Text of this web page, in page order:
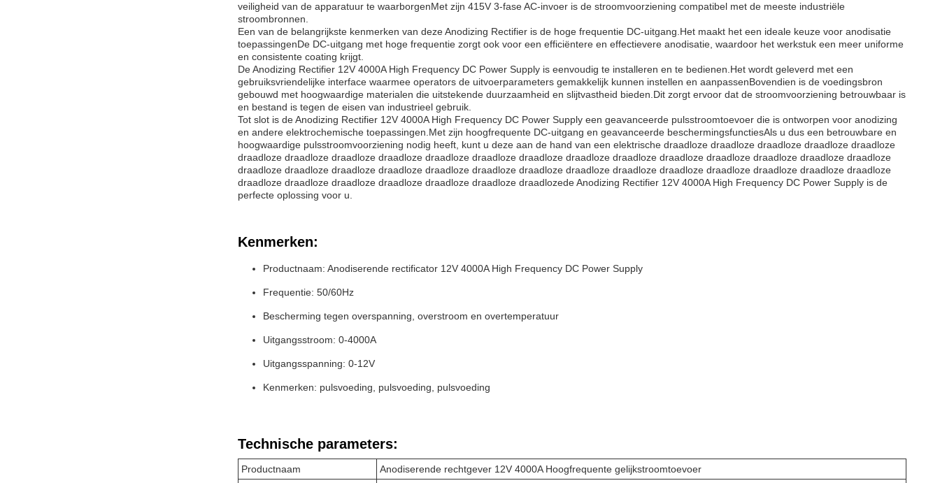
veiligheid van de apparatuur te waarborgenMet zijn 415V 3-fase AC-invoer is de stroomvoorziening compatibel met de meeste industriële
stroombronnen.
Een van de belangrijkste kenmerken van deze Anodizing Rectifier is de hoge frequentie DC-uitgang.Het maakt het een ideale keuze voor anodisatie
toepassingenDe DC-uitgang met hoge frequentie zorgt ook voor een efficiëntere en effectievere anodisatie, waardoor het werkstuk een meer uniforme
en consistente coating krijgt.
De Anodizing Rectifier 12V 4000A High Frequency DC Power Supply is eenvoudig te installeren en te bedienen.Het wordt geleverd met een
gebruiksvriendelijke interface waarmee operators de uitvoerparameters gemakkelijk kunnen instellen en aanpassenBovendien is de voedingsbron
gebouwd met hoogwaardige materialen die uitstekende duurzaamheid en slijtvastheid bieden.Dit zorgt ervoor dat de stroomvoorziening betrouwbaar is
en bestand is tegen de eisen van industrieel gebruik.
Tot slot is de Anodizing Rectifier 12V 4000A High Frequency DC Power Supply een geavanceerde pulsstroomtoevoer die is ontworpen voor anodizing
en andere elektrochemische toepassingen.Met zijn hoogfrequente DC-uitgang en geavanceerde beschermingsfunctiesAls u dus een betrouwbare en
hoogwaardige pulsstroomvoorziening nodig heeft, kunt u deze aan de hand van een elektrische draadloze draadloze draadloze draadloze draadloze
draadloze draadloze draadloze draadloze draadloze draadloze draadloze draadloze draadloze draadloze draadloze draadloze draadloze draadloze
draadloze draadloze draadloze draadloze draadloze draadloze draadloze draadloze draadloze draadloze draadloze draadloze draadloze draadloze
draadloze draadloze draadloze draadloze draadloze draadloze draadlozede Anodizing Rectifier 12V 4000A High Frequency DC Power Supply is de
perfecte oplossing voor u.
Kenmerken:
Productnaam: Anodiserende rectificator 12V 4000A High Frequency DC Power Supply
Frequentie: 50/60Hz
Bescherming tegen overspanning, overstroom en overtemperatuur
Uitgangsstroom: 0-4000A
Uitgangsspanning: 0-12V
Kenmerken: pulsvoeding, pulsvoeding, pulsvoeding
Technische parameters:
Productnaam
Anodiserende rechtgever 12V 4000A Hoogfrequente gelijkstroomtoevoer